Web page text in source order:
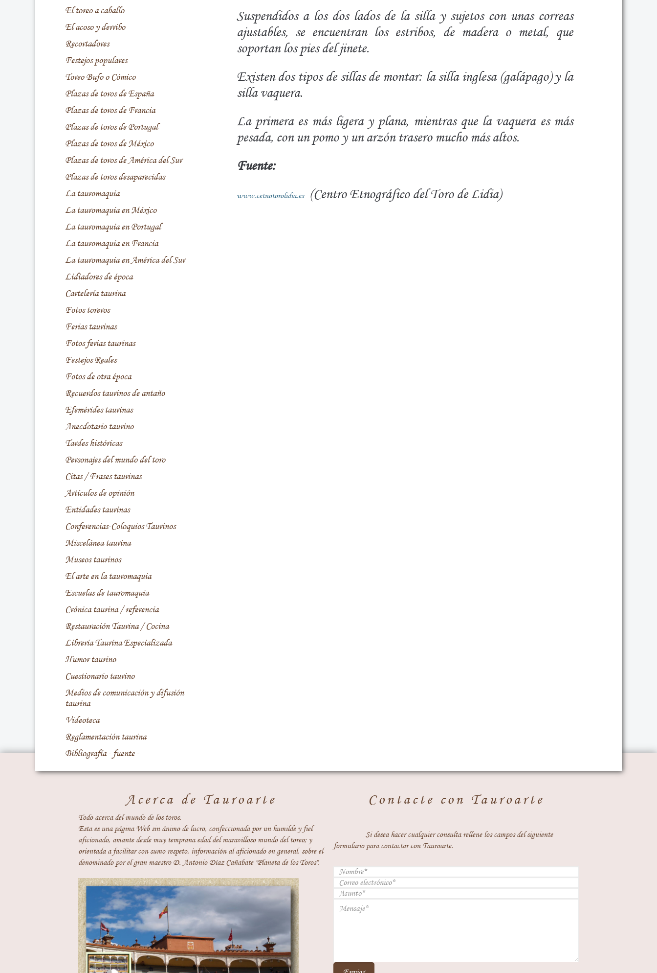
El toreo a caballo
El acoso y derribo
Recortadores
Festejos populares
Toreo Bufo o Cómico
Plazas de toros de España
Plazas de toros de Francia
Plazas de toros de Portugal
Plazas de toros de México
Plazas de toros de América del Sur
Plazas de toros desaparecidas
La tauromaquia
La tauromaquia en México
La tauromaquia en Portugal
La tauromaquia en Francia
La tauromaquia en América del Sur
Lidiadores de época
Cartelería taurina
Fotos toreros
Ferias taurinas
Fotos ferias taurinas
Festejos Reales
Fotos de otra época
Recuerdos taurinos de antaño
Efemérides taurinas
Anecdotario taurino
Tardes históricas
Personajes del mundo del toro
Citas / Frases taurinas
Artículos de opinión
Entidades taurinas
Conferencias-Coloquios Taurinos
Miscelánea taurina
Museos taurinos
El arte en la tauromaquia
Escuelas de tauromaquia
Crónica taurina / referencia
Restauración Taurina / Cocina
Librería Taurina Especializada
Humor taurino
Cuestionario taurino
Medios de comunicación y difusión
taurina
Videoteca
Reglamentación taurina
Bibliografía - fuente -
Suspendidos a los dos lados de la silla y sujetos con unas correas
ajustables, se encuentran los estribos, de madera o metal, que
soportan los pies del jinete.
Existen dos tipos de sillas de montar: la silla inglesa (galápago) y la
silla vaquera.
La primera es más ligera y plana, mientras que la vaquera es más
pesada, con un pomo y un arzón trasero mucho más altos.
Fuente:
www.cetnotorolidia.es (Centro Etnográfico del Toro de Lidia)
Acerca de Tauroarte
Todo acerca del mundo de los toros.
Esta es una página Web sin ánimo de lucro, confeccionada por un humilde y fiel
aficionado, amante desde muy temprana edad del maravilloso mundo del toreo; y
orientada a facilitar con sumo respeto, información al aficionado en general, sobre el
denominado por el gran maestro D. Antonio Díaz Cañabate "Planeta de los Toros".
Contacte con Tauroarte
Si desea hacer cualquier consulta rellene los campos del siguiente
formulario para contactar con Tauroarte.